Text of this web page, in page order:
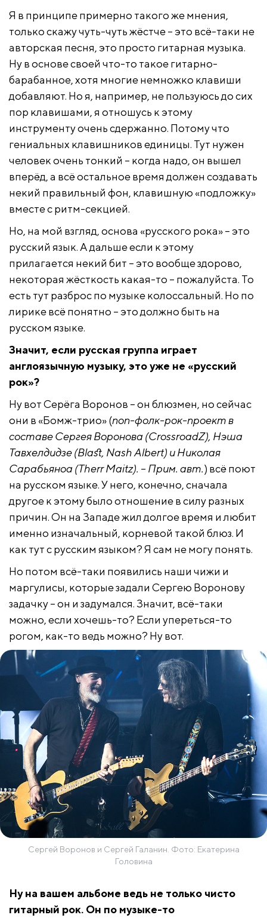
Я в принципе примерно такого же мнения,
только скажу чуть-чуть жёстче – это всё-таки не
авторская песня, это просто гитарная музыка.
Ну в основе своей что-то такое гитарно-
барабанное, хотя многие немножко клавиши
добавляют. Но я, например, не пользуюсь до сих
пор клавишами, я отношусь к этому
инструменту очень сдержанно. Потому что
гениальных клавишников единицы. Тут нужен
человек очень тонкий – когда надо, он вышел
вперёд, а всё остальное время должен создавать
некий правильный фон, клавишную «подложку»
вместе с ритм-секцией.
Но, на мой взгляд, основа «русского рока» – это
русский язык. А дальше если к этому
прилагается некий бит – это вообще здорово,
некоторая жёсткость какая-то – пожалуйста. То
есть тут разброс по музыке колоссальный. Но по
лирике всё понятно – это должно быть на
русском языке.
Значит, если русская группа играет
англоязычную музыку, это уже не «русский
рок»?
Ну вот Серёга Воронов – он блюзмен, но сейчас
они в «Бомж-трио» (поп-фолк-рок-проект в
составе Сергея Воронова (CrossroadZ), Нэша
Тавхелдидзе (Blast, Nash Albert) и Николая
Сарабьяноа (Therr Maitz). – Прим. авт.) всё поют
на русском языке. У него, конечно, сначала
другое к этому было отношение в силу разных
причин. Он на Западе жил долгое время и любит
именно изначальный, корневой такой блюз. И
как тут с русским языком? Я сам не могу понять.
Но потом всё-таки появились наши чижи и
маргулисы, которые задали Сергею Воронову
задачку – он и задумался. Значит, всё-таки
можно, если хочешь-то? Если упереться-то
рогом, как-то ведь можно? Ну вот.
Сергей Воронов и Сергей Галанин. Фото: Екатерина
Головина
Ну на вашем альбоме ведь не только чисто
гитарный рок. Он по музыке-то